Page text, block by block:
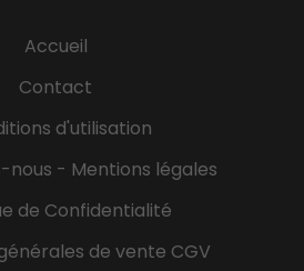
un taux d'insertion de nos
de plus de 80%. Si votre
par votre employeur. Vos
que Secrétaire Assistant...
Accueil
Contact
d'utilisation
nous - Mentions légales
de Confidentialité
de vente CGV